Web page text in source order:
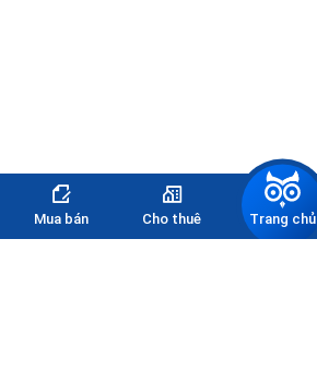
Mua bán Cho thuê Trang chủ